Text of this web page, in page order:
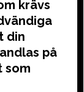
krävs
din
på
som